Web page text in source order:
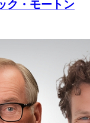
ク・モートン